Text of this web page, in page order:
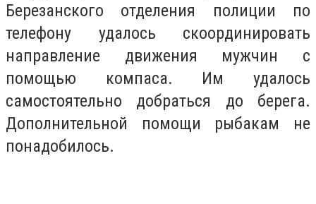
Березанского отделения полиции по
телефону удалось скоординировать
направление движения мужчин с
помощью компаса. Им удалось
самостоятельно добраться до берега.
Дополнительной помощи рыбакам не
понадобилось.